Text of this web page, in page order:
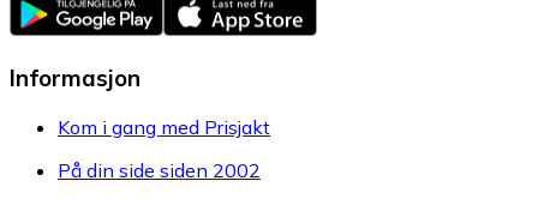
Informasjon
Kom i gang med Prisjakt
På din side siden 2002